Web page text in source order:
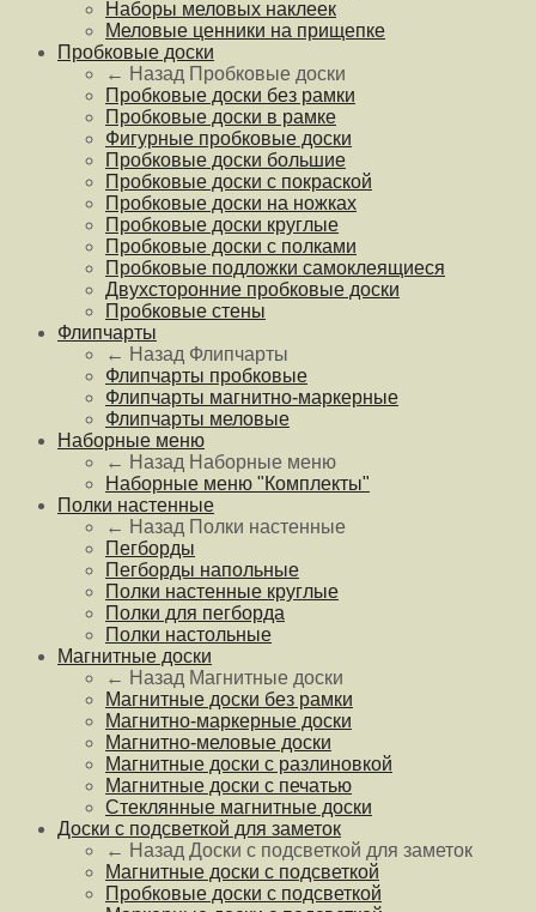
Наборы меловых наклеек
Меловые ценники на прищепке
Пробковые доски
← Назад Пробковые доски
Пробковые доски без рамки
Пробковые доски в рамке
Фигурные пробковые доски
Пробковые доски большие
Пробковые доски с покраской
Пробковые доски на ножках
Пробковые доски круглые
Пробковые доски с полками
Пробковые подложки самоклеящиеся
Двухсторонние пробковые доски
Пробковые стены
Флипчарты
← Назад Флипчарты
Флипчарты пробковые
Флипчарты магнитно-маркерные
Флипчарты меловые
Наборные меню
← Назад Наборные меню
Наборные меню "Комплекты"
Полки настенные
← Назад Полки настенные
Пегборды
Пегборды напольные
Полки настенные круглые
Полки для пегборда
Полки настольные
Магнитные доски
← Назад Магнитные доски
Магнитные доски без рамки
Магнитно-маркерные доски
Магнитно-меловые доски
Магнитные доски с разлиновкой
Магнитные доски с печатью
Стеклянные магнитные доски
Доски с подсветкой для заметок
← Назад Доски с подсветкой для заметок
Магнитные доски с подсветкой
Пробковые доски с подсветкой